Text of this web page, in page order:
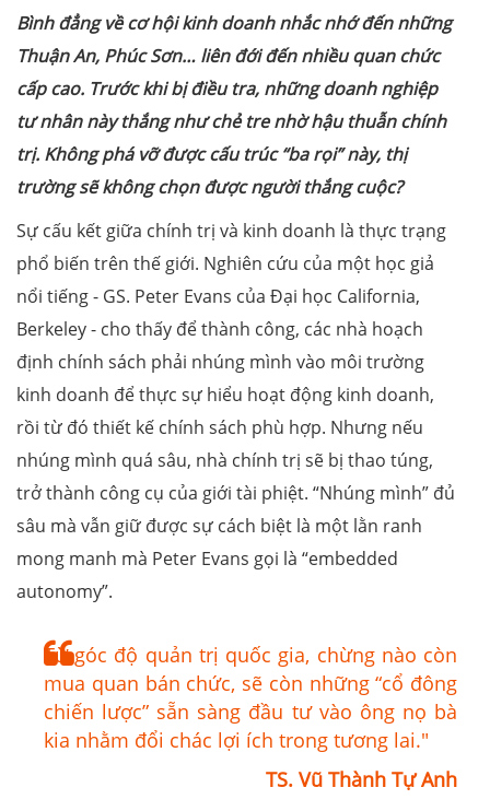
Bình đẳng về cơ hội kinh doanh nhắc nhớ đến những
Thuận An, Phúc Sơn… liên đới đến nhiều quan chức
cấp cao. Trước khi bị điều tra, những doanh nghiệp
tư nhân này thắng như chẻ tre nhờ hậu thuẫn chính
trị. Không phá vỡ được cấu trúc “ba rọi” này, thị
trường sẽ không chọn được người thắng cuộc?
Sự cấu kết giữa chính trị và kinh doanh là thực trạng
phổ biến trên thế giới. Nghiên cứu của một học giả
nổi tiếng - GS. Peter Evans của Đại học California,
Berkeley - cho thấy để thành công, các nhà hoạch
định chính sách phải nhúng mình vào môi trường
kinh doanh để thực sự hiểu hoạt động kinh doanh,
rồi từ đó thiết kế chính sách phù hợp. Nhưng nếu
nhúng mình quá sâu, nhà chính trị sẽ bị thao túng,
trở thành công cụ của giới tài phiệt. “Nhúng mình” đủ
sâu mà vẫn giữ được sự cách biệt là một lằn ranh
mong manh mà Peter Evans gọi là “embedded
autonomy”.
Từ góc độ quản trị quốc gia, chừng nào còn
mua quan bán chức, sẽ còn những “cổ đông
chiến lược” sẵn sàng đầu tư vào ông nọ bà
kia nhằm đổi chác lợi ích trong tương lai."
TS. Vũ Thành Tự Anh